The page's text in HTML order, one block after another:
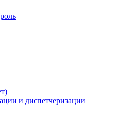
и диспетчеризации